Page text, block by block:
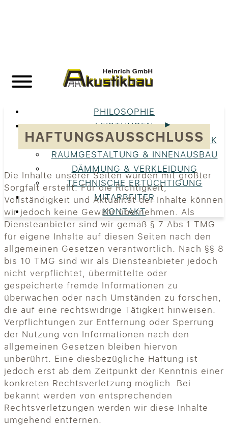
PHILOSOPHIE
LEISTUNGEN
UNSERE LEISTUNGEN IM ÜBERBLICK
RAUMGESTALTUNG & INNENAUSBAU
DÄMMUNG & VERKLEIDUNG
TECHNISCHE ERTÜCHTIGUNG
MITARBEITER
KONTAKT
HAFTUNGSAUSSCHLUSS
Die Inhalte unserer Seiten wurden mit größter
Sorgfalt erstellt. Für die Richtigkeit,
Vollständigkeit und Aktualität der Inhalte können
wir jedoch keine Gewähr übernehmen. Als
Diensteanbieter sind wir gemäß § 7 Abs.1 TMG
für eigene Inhalte auf diesen Seiten nach den
allgemeinen Gesetzen verantwortlich. Nach §§ 8
bis 10 TMG sind wir als Diensteanbieter jedoch
nicht verpflichtet, übermittelte oder
gespeicherte fremde Informationen zu
überwachen oder nach Umständen zu forschen,
die auf eine rechtswidrige Tätigkeit hinweisen.
Verpflichtungen zur Entfernung oder Sperrung
der Nutzung von Informationen nach den
allgemeinen Gesetzen bleiben hiervon
unberührt. Eine diesbezügliche Haftung ist
jedoch erst ab dem Zeitpunkt der Kenntnis einer
konkreten Rechtsverletzung möglich. Bei
bekannt werden von entsprechenden
Rechtsverletzungen werden wir diese Inhalte
umgehend entfernen.